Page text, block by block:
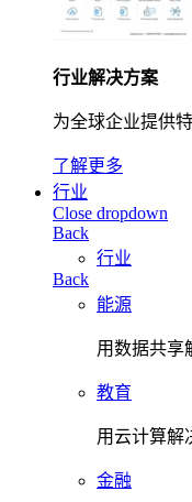
行业解决方案
为全球企业提供
了解更多
行业
Close dropdown
Back
行业
Back
能源
用数据共享
教育
用云计算解
金融